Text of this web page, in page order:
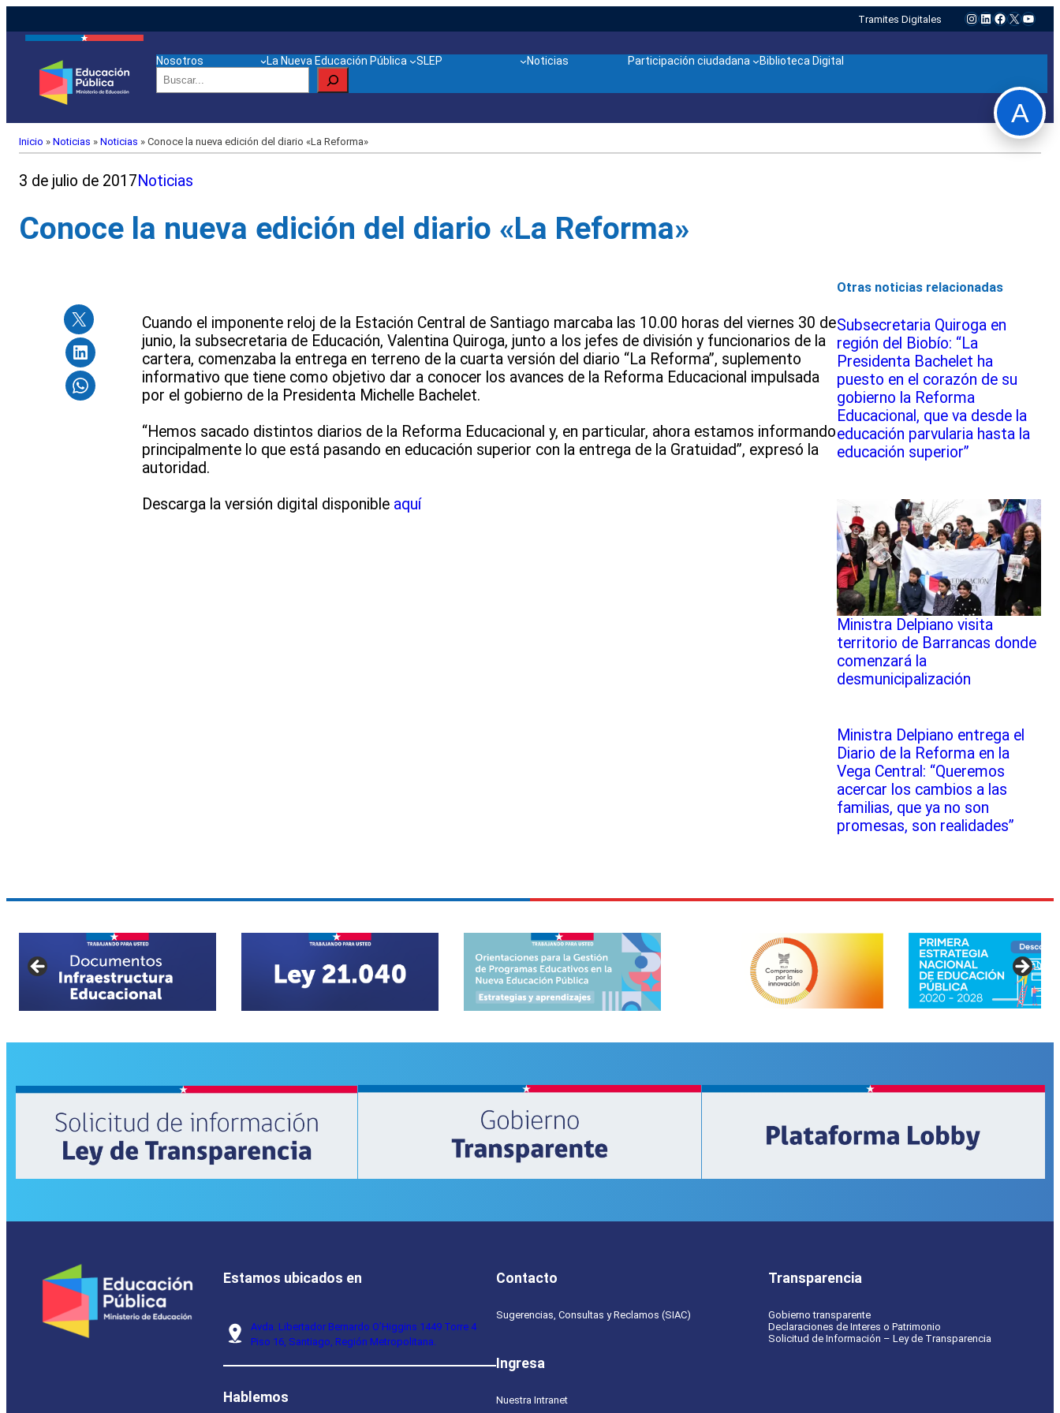
Tramites Digitales Instagram
LinkedIn
Facebook
X
Nosotros La Nueva Educación Pública SLEP Noticias Participación ciudadana
Biblioteca Digital
Buscar
Inicio » Noticias » Noticias » Conoce la nueva edición del diario «La Reforma»
3 de julio de 2017Noticias
Conoce la nueva edición del diario «La Reforma»
Cuando el imponente reloj de la Estación Central de Santiago marcaba las 10.00 horas del viernes 30 de
junio, la subsecretaria de Educación, Valentina Quiroga, junto a los jefes de división y funcionarios de la
cartera, comenzaba la entrega en terreno de la cuarta versión del diario “La Reforma”, suplemento
informativo que tiene como objetivo dar a conocer los avances de la Reforma Educacional impulsada
por el gobierno de la Presidenta Michelle Bachelet.
“Hemos sacado distintos diarios de la Reforma Educacional y, en particular, ahora estamos informando
principalmente lo que está pasando en educación superior con la entrega de la Gratuidad”, expresó la
autoridad.
Descarga la versión digital disponible aquí
Otras noticias relacionadas
Subsecretaria Quiroga en
región del Biobío: “La
Presidenta Bachelet ha
puesto en el corazón de su
gobierno la Reforma
Educacional, que va desde la
educación parvularia hasta la
educación superior”
Ministra Delpiano visita
territorio de Barrancas donde
comenzará la
desmunicipalización
Ministra Delpiano entrega el
Diario de la Reforma en la
Vega Central: “Queremos
acercar los cambios a las
familias, que ya no son
promesas, son realidades”
Estamos ubicados en
Avda. Libertador Bernardo O’Higgins 1449 Torre 4
Piso 16, Santiago, Región Metropolitana.
Hablemos
Contacto
Sugerencias, Consultas y Reclamos (SIAC)
Ingresa
Nuestra Intranet
Transparencia
Gobierno transparente
Declaraciones de Interes o Patrimonio
Solicitud de Información – Ley de Transparencia
A